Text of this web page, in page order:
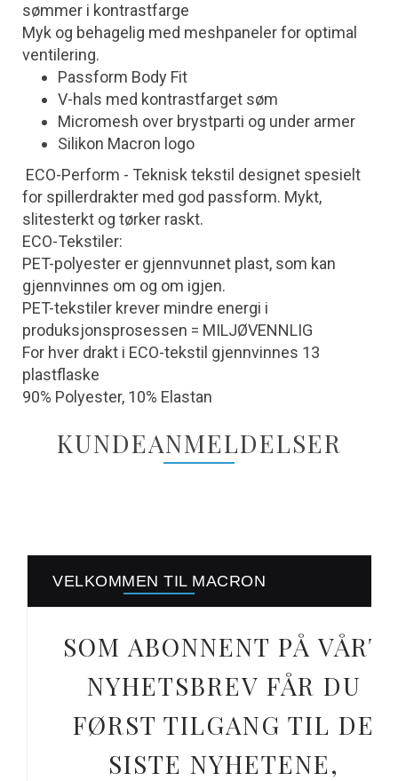
sømmer i kontrastfarge
Myk og behagelig med meshpaneler for optimal
ventilering.
Passform Body Fit
V-hals med kontrastfarget søm
Micromesh over brystparti og under armer
Silikon Macron logo
ECO-Perform - Teknisk tekstil designet spesielt
for spillerdrakter med god passform. Mykt,
slitesterkt og tørker raskt.
ECO-Tekstiler:
PET-polyester er gjennvunnet plast, som kan
gjennvinnes om og om igjen.
PET-tekstiler krever mindre energi i
produksjonsprosessen = MILJØVENNLIG
For hver drakt i ECO-tekstil gjennvinnes 13
plastflaske
90% Polyester, 10% Elastan
KUNDEANMELDELSER
VELKOMMEN TIL MACRON
SOM ABONNENT PÅ VÅRT
NYHETSBREV FÅR DU
FØRST TILGANG TIL DE
SISTE NYHETENE,